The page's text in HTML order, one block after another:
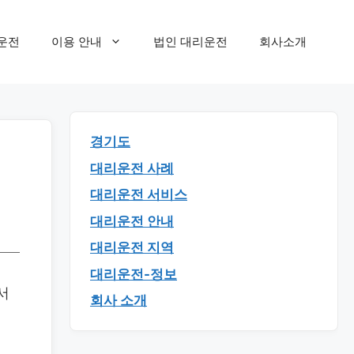
전 이용 안내 법인 대리운전 회사소개
경기도
대리운전 사례
대리운전 서비스
대리운전 안내
대리운전 지역
대리운전-정보
회사 소개